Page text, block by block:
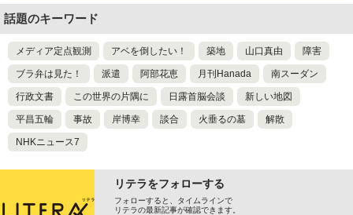
話題のキーワード
メディア定点観測 アベを倒したい！ 築地 山口真由 障害
ブラ弁は見た！ 派遣 阿部花恵 月刊Hanada 南スーダン
行政文書 この世界の片隅に 日露首脳会談 新しい地図
平昌五輪 事故 岸博幸 談合 火垂るの墓 解散
NHKニュース7
リテラをフォローする
フォローすると、タイムラインで
リテラの最新記事が確認できます。